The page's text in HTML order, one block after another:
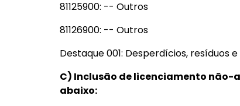
81125900: -- Outros
81126900: -- Outros
Destaque 001: Desperdícios, resíduos
C) Inclusão de licenciamento
abaixo: